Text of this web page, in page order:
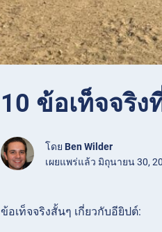
10 ข้อเท็จจริ
โดย Ben Wilder
เผยแพร่แล้ว มิถุนายน 30,
ข้อเท็จจริงสั้นๆ เกี่ยวกับอียิปต์: